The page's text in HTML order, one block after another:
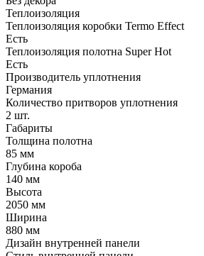
Теплоизоляция
Теплоизоляция коробки Termo Effect
Есть
Теплоизоляция полотна Super Нot
Есть
Производитель уплотнения
Германия
Количество притворов уплотнения
2 шт.
Габариты
Толщина полотна
85 мм
Глубина короба
140 мм
Высота
2050 мм
Ширина
880 мм
Дизайн внутренней панели